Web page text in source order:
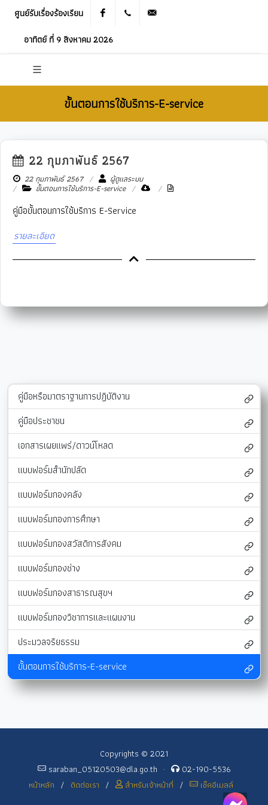
ศูนย์รับเรื่องร้องเรียน Facebook 021905536
อาทิตย์ ที่ 9 สิงหาคม 2026
ขั้นตอนการใช้บริการ-E-service
22 กุมภาพันธ์ 2567
22 กุมภาพันธ์ 2567 ผู้ดูแลระบบ
ขั้นตอนการใช้บริการ-E-service
คู่มือขั้นตอนการใช้บริการ E-Service
รายละเอียด
คู่มือหรือมาตราฐานการปฏิบัติงาน
คู่มือประชาชน
เอกสารเผยแพร่/ดาวน์โหลด
แบบฟอร์มสำนักปลัด
แบบฟอร์มกองคลัง
แบบฟอร์มกองการศึกษา
แบบฟอร์มกองสวัสดิการสังคม
แบบฟอร์มกองช่าง
แบบฟอร์มกองสาธารณสุขฯ
แบบฟอร์มกองวิชาการและแผนงาน
ประมวลจริยธรรม
ขั้นตอนการใช้บริการ-E-service
Copyrights © 2021
saraban_05120503@dla.go.th ·
02-190-5536
หน้าหลัก / ติดต่อเรา / สำหรับเจ้าหน้าที่ / เช็คอีเมลล์